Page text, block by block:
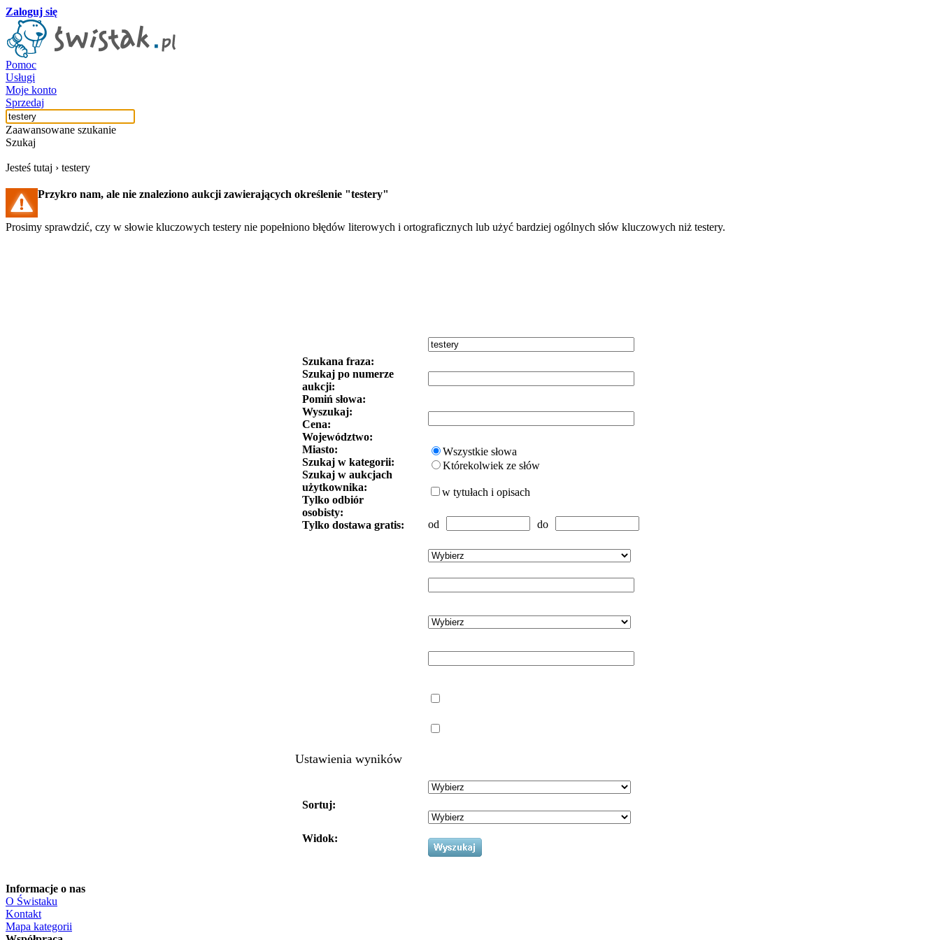
Zaloguj się
Pomoc
Usługi
Moje konto
Sprzedaj
Zaawansowane szukanie
Szukaj
Jesteś tutaj › testery
Przykro nam, ale nie znaleziono aukcji zawierających określenie "testery"
Prosimy sprawdzić, czy w słowie kluczowych testery nie popełniono błędów literowych i ortograficznych lub użyć bardziej ogólnych słów kluczowych niż testery.
Szukana fraza:
Szukaj po numerze
aukcji:
Pomiń słowa:
Wyszukaj:
Cena:
Województwo:
Miasto:
Szukaj w kategorii:
Szukaj w aukcjach
użytkownika:
Tylko odbiór
osobisty:
Tylko dostawa gratis:
Wszystkie słowa
Którekolwiek ze słów
w tytułach i opisach
od do
Ustawienia wyników
Sortuj:
Widok:
Informacje o nas
O Świstaku
Kontakt
Mapa kategorii